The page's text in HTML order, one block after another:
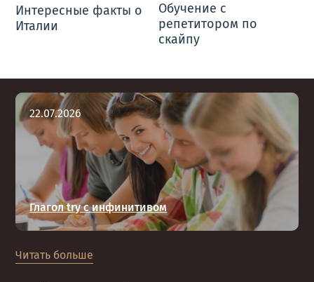
Интересные факты о
Италии
Обучение с
репетитором по
скайпу
Читать больше
22.07.2026
Глагол try с инфинитивом